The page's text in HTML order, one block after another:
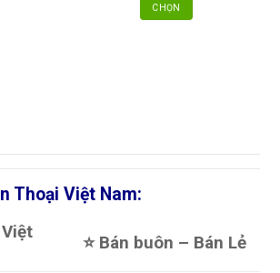
CHỌN
Các
tùy
được
Thoại Việt Nam:
⭐️ Bán buôn – Bán Lẻ